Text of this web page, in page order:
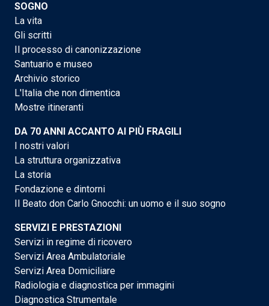
SOGNO
La vita
Gli scritti
Il processo di canonizzazione
Santuario e museo
Archivio storico
L'Italia che non dimentica
Mostre itineranti
DA 70 ANNI ACCANTO AI PIÙ FRAGILI
I nostri valori
La struttura organizzativa
La storia
Fondazione e dintorni
Il Beato don Carlo Gnocchi: un uomo e il suo sogno
SERVIZI E PRESTAZIONI
Servizi in regime di ricovero
Servizi Area Ambulatoriale
Servizi Area Domiciliare
Radiologia e diagnostica per immagini
Diagnostica Strumentale